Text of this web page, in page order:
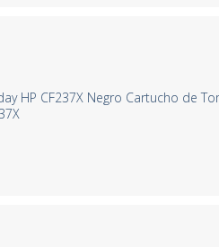
HP CF237X Negro Cartucho de